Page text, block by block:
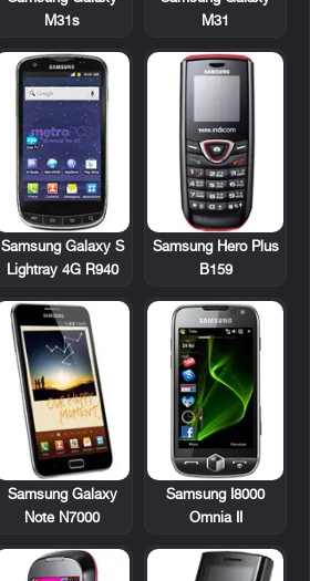
M31
M31s
Samsung Hero Plus
B159
Samsung Galaxy S
Lightray 4G R940
Samsung I8000
Omnia II
Samsung Galaxy
Note N7000